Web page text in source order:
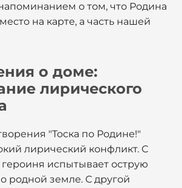
о том, что Родина
на карте, а часть нашей
о доме:
лирического
"Тоска по Родине!"
лирический конфликт. С
испытывает острую
родной земле. С другой